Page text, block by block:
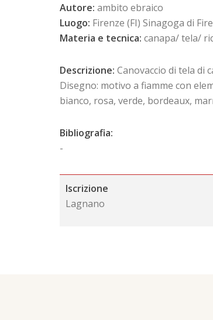
Autore: ambito ebraico
Luogo: Firenze (FI) Sinagoga di
Materia e tecnica: canapa/ tela/
Descrizione: Canovaccio di tela di
Disegno: motivo a fiamme con
bianco, rosa, verde, bordeaux,
Bibliografia:
-
Iscrizione
Lagnano